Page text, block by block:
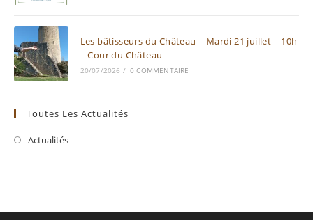
Les bâtisseurs du Château – Mardi 21 juillet – 10h
– Cour du Château
20/07/2026 / 0 COMMENTAIRE
Toutes Les Actualités
Actualités